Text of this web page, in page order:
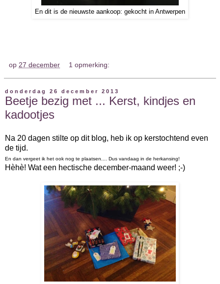
En dit is de nieuwste aankoop: gekocht in Antwerpen
op 27 december 1 opmerking:
donderdag 26 december 2013
Beetje bezig met ... Kerst, kindjes en
kadootjes
Na 20 dagen stilte op dit blog, heb ik op kerstochtend even
de tijd.
En dan vergeet ik het ook nog te plaatsen.... Dus vandaag in de herkansing!
Hèhè! Wat een hectische december-maand weer! ;-)